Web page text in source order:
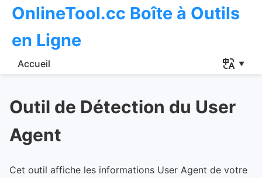
OnlineTool.cc Boîte à Outils
en Ligne
Accueil
Outil de Détection du User
Agent
Cet outil affiche les informations User Agent de votre